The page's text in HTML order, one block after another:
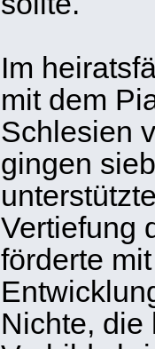
Im
mit dem
Schlesien
gingen
Vertiefung
förderte
Nichte, die